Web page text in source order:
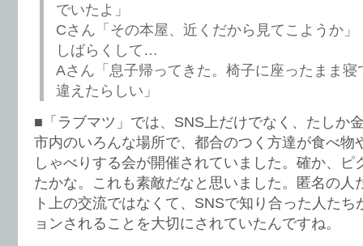
でいたよ」
Cさん「その本屋、近くだから見てこようか」
しばらくして…
Aさん「息子帰ってきた。椅子に座ったまま
違えたらしい」
■「ラブマツ」では、SNS上だけでなく、たしか
市内のいろんな場所で、都合のつく方達が食べ物
しゃべりする会が開催されていました。確か、ピ
たかな。これも素敵だなと思いました。匿名の人
ト上の交流ではなくて、SNSで知り合った人た
ョンされることを大切にされていたんですね。